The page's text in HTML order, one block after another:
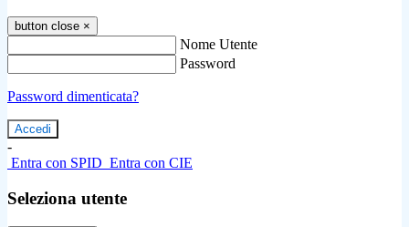
button close ×
Nome Utente
Password
Password dimenticata?
-
Entra con SPID Entra con CIE
Seleziona utente